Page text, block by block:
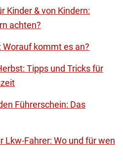
Kinder & von Kindern:
achten?
Worauf kommt es an?
Tipps und Tricks für
Führerschein: Das
Lkw-Fahrer: Wo und für wen